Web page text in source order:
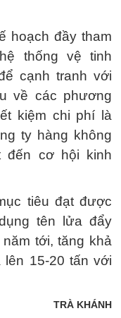
hoạch đầy tham
thống vệ tinh
cạnh tranh với
về các phương
kiệm chi phí là
ty hàng không
đến cơ hội kinh
tiêu đạt được
tên lửa đẩy
tới, tăng khả
15-20 tấn với
TRÀ KHÁNH